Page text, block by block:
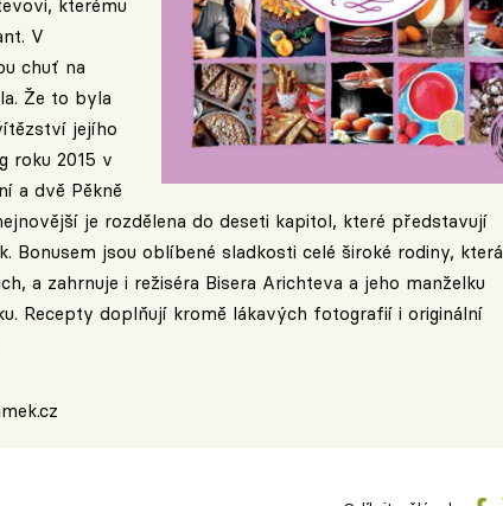
kterému
V
chuť na
Že to byla
jejího
roku 2015 v
a dvě Pěkně
je rozdělena do deseti kapitol, které představují
Bonusem jsou oblíbené sladkosti celé široké rodiny, která
a zahrnuje i režiséra Bisera Arichteva a jeho manželku
Recepty doplňují kromě lákavých fotografií i originální